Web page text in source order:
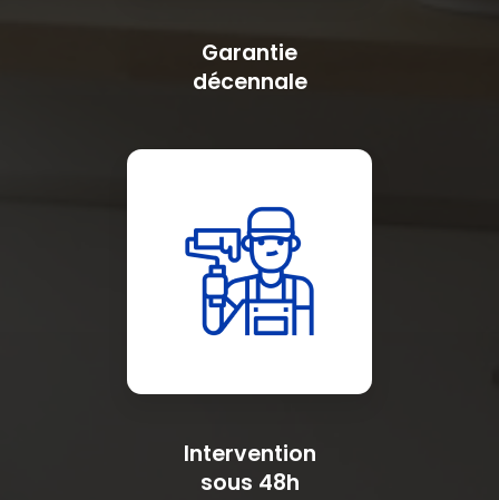
Garantie
décennale
Intervention
sous 48h